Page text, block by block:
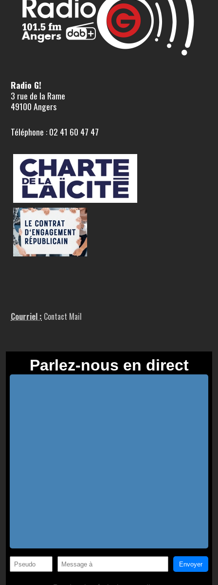
Radio G!
3 rue de la Rame
49100 Angers
Téléphone : 02 41 60 47 47
Courriel : Contact Mail